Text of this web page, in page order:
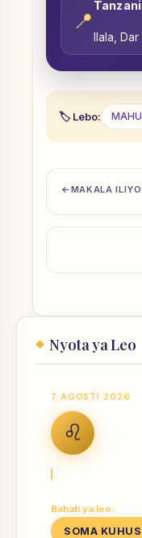
📍
Ilala, Dar
Lebo:
MAKALA
Nyota ya Leo
7 AGOSTI 2026
♌
Bahati ya leo:
SOMA